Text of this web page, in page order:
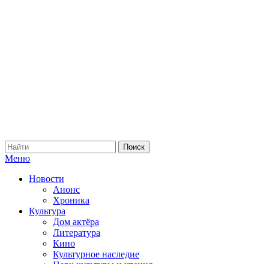
Меню
Новости
Анонс
Хроника
Культура
Дом актёра
Литература
Кино
Культурное наследие